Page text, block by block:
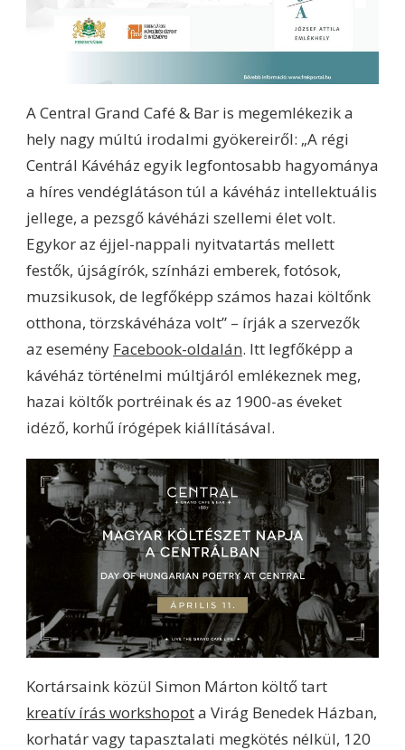
A Central Grand Café & Bar is megemlékezik a
hely nagy múltú irodalmi gyökereiről: „A régi
Centrál Kávéház egyik legfontosabb hagyománya
a híres vendéglátáson túl a kávéház intellektuális
jellege, a pezsgő kávéházi szellemi élet volt.
Egykor az éjjel-nappali nyitvatartás mellett
festők, újságírók, színházi emberek, fotósok,
muzsikusok, de legfőképp számos hazai költőnk
otthona, törzskávéháza volt” – írják a szervezők
az esemény Facebook-oldalán. Itt legfőképp a
kávéház történelmi múltjáról emlékeznek meg,
hazai költők portréinak és az 1900-as éveket
idéző, korhű írógépek kiállításával.
Kortársaink közül Simon Márton költő tart
kreatív írás workshopota Virág Benedek Házban,
korhatár vagy tapasztalati megkötés nélkül, 120